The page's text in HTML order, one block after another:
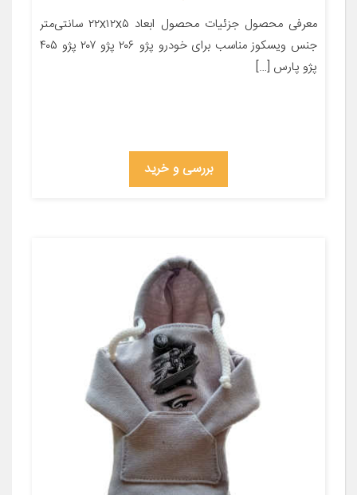
معرفی محصول جزئیات محصول ابعاد ۲۲x۱۲x۵ سانتی‌متر
جنس ویسکوز مناسب برای خودرو پژو ۲۰۶ پژو ۲۰۷ پژو ۴۰۵
پژو پارس […]
بررسی و خرید